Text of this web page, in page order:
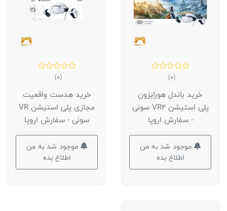
(0)
خرید باندل هورایزون
پلی استیشن VR2 سونی
- سفارش اروپا
موجود شد به من
اطلاع بده
(0)
خرید هدست واقعیت
مجازی پلی استیشن VR
سونی - سفارش اروپا
موجود شد به من
اطلاع بده